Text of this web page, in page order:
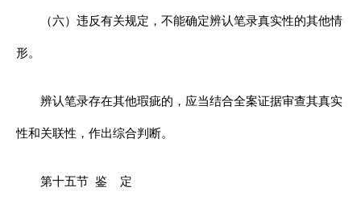
（六）违反有关规定，不能确定辨认笔录真实性的其他情
形。
辨认笔录存在其他瑕疵的，应当结合全案证据审查其真实
性和关联性，作出综合判断。
第十五节 鉴 定